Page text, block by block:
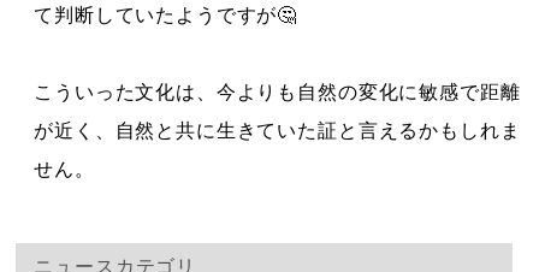
て判断していたようですが🤔
こういった文化は、今よりも自然の変化に敏感で距離
が近く、自然と共に生きていた証と言えるかもしれま
せん。
ニュースカテゴリ